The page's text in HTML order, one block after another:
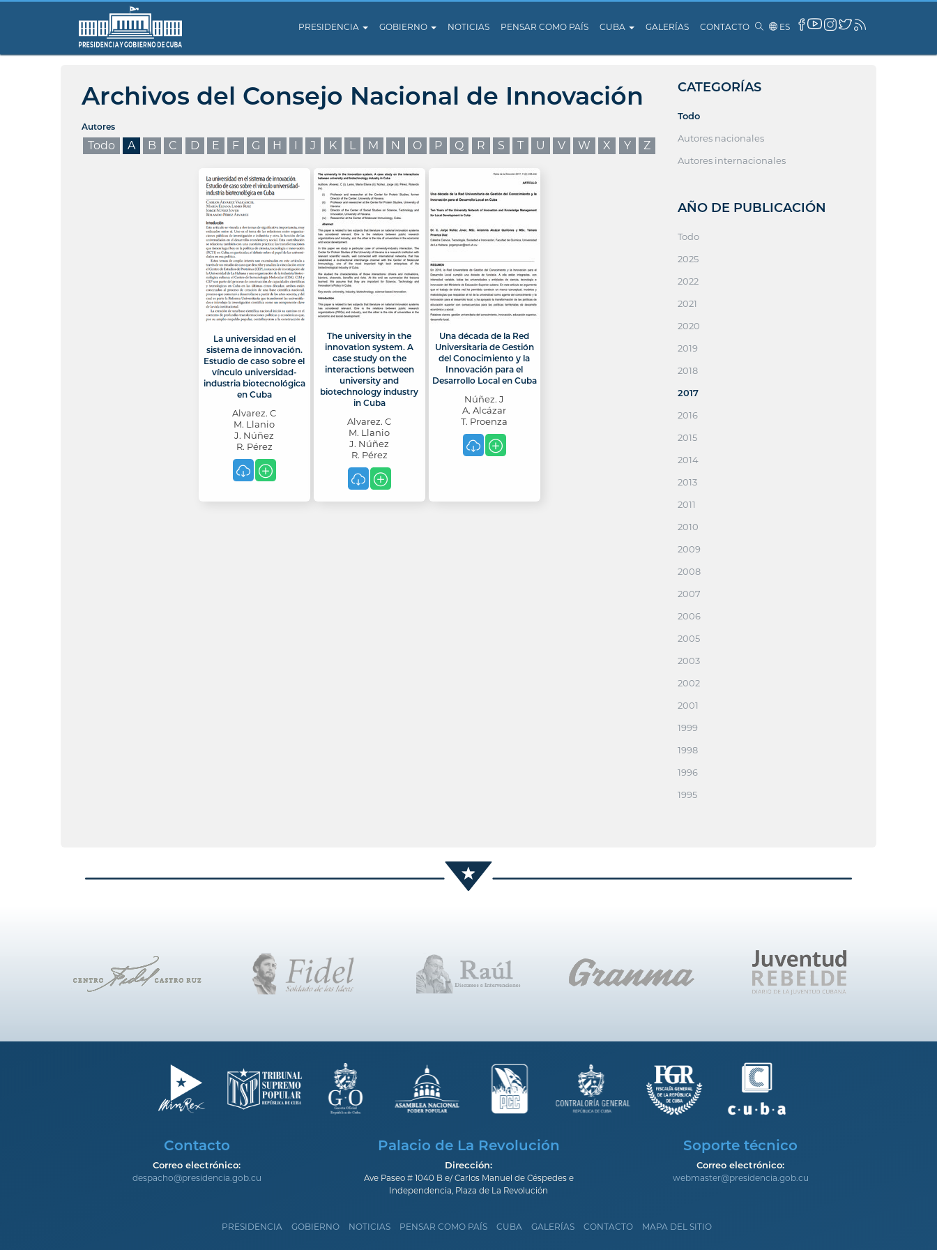
PRESIDENCIA GOBIERNO NOTICIAS PENSAR COMO PAÍS CUBA GALERÍAS CONTACTO ES
Archivos del Consejo Nacional de Innovación
Autores
Todo A B C D E F G H I J K L M N O P Q R S T U V W X Y Z
La universidad en el
sistema de innovación.
Estudio de caso sobre el
vínculo universidad-
industria biotecnológica
en Cuba
Alvarez. C
M. Llanio
J. Núñez
R. Pérez
The university in the
innovation system. A
case study on the
interactions between
university and
biotechnology industry
in Cuba
Alvarez. C
M. Llanio
J. Núñez
R. Pérez
Una década de la Red
Universitaria de Gestión
del Conocimiento y la
Innovación para el
Desarrollo Local en Cuba
Núñez. J
A. Alcázar
T. Proenza
CATEGORÍAS
Todo
Autores nacionales
Autores internacionales
AÑO DE PUBLICACIÓN
Todo
2025
2022
2021
2020
2019
2018
2017
2016
2015
2014
2013
2011
2010
2009
2008
2007
2006
2005
2003
2002
2001
1999
1998
1996
1995
Contacto
Correo electrónico:
despacho@presidencia.gob.cu
Palacio de La Revolución
Dirección:
Ave Paseo # 1040 B e/ Carlos Manuel de Céspedes e
Independencia, Plaza de La Revolución
Soporte técnico
Correo electrónico:
webmaster@presidencia.gob.cu
PRESIDENCIA GOBIERNO NOTICIAS PENSAR COMO PAÍS CUBA GALERÍAS CONTACTO MAPA DEL SITIO